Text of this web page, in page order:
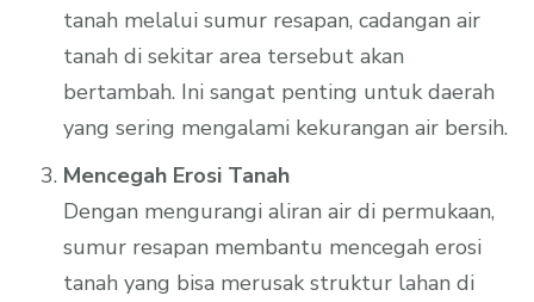
tanah melalui sumur resapan, cadangan air
tanah di sekitar area tersebut akan
bertambah. Ini sangat penting untuk daerah
yang sering mengalami kekurangan air bersih.
Mencegah Erosi Tanah
Dengan mengurangi aliran air di permukaan,
sumur resapan membantu mencegah erosi
tanah yang bisa merusak struktur lahan di